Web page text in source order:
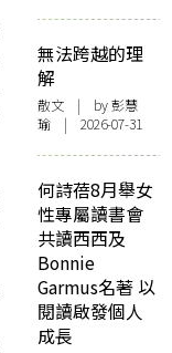
無法跨越的理
解
散文 | by 彭慧
瑜 | 2026-07-31
何詩蓓8月舉女
性專屬讀書會
共讀西西及
Bonnie
Garmus名著 以
閱讀啟發個人
成長